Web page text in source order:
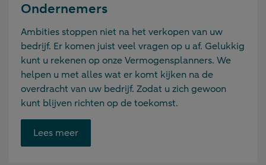
Ondernemers
Ambities stoppen niet na het verkopen van uw
bedrijf. Er komen juist veel vragen op u af. Gelukkig
kunt u rekenen op onze Vermogensplanners. We
helpen u met alles wat er komt kijken na de
overdracht van uw bedrijf. Zodat u zich gewoon
kunt blijven richten op de toekomst.
Lees meerOpent
link